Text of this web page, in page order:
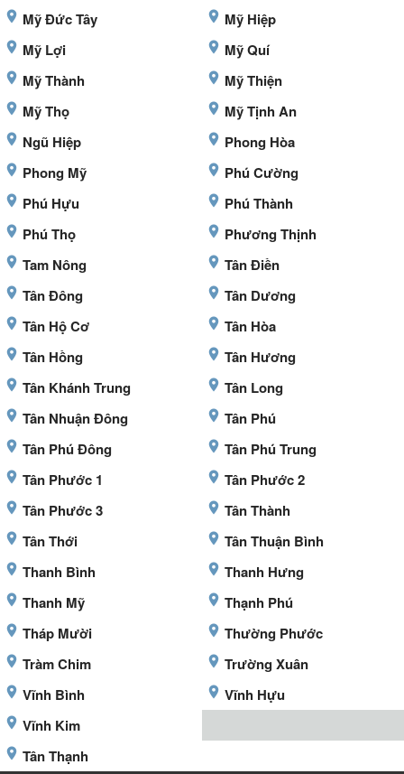
Mỹ Đức Tây
Mỹ Hiệp
Mỹ Lợi
Mỹ Quí
Mỹ Thành
Mỹ Thiện
Mỹ Thọ
Mỹ Tịnh An
Ngũ Hiệp
Phong Hòa
Phong Mỹ
Phú Cường
Phú Hựu
Phú Thành
Phú Thọ
Phương Thịnh
Tam Nông
Tân Điền
Tân Đông
Tân Dương
Tân Hộ Cơ
Tân Hòa
Tân Hồng
Tân Hương
Tân Khánh Trung
Tân Long
Tân Nhuận Đông
Tân Phú
Tân Phú Đông
Tân Phú Trung
Tân Phước 1
Tân Phước 2
Tân Phước 3
Tân Thành
Tân Thới
Tân Thuận Bình
Thanh Bình
Thanh Hưng
Thanh Mỹ
Thạnh Phú
Tháp Mười
Thường Phước
Tràm Chim
Trường Xuân
Vĩnh Bình
Vĩnh Hựu
Vĩnh Kim
Tân Thạnh